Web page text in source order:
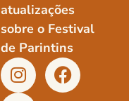
atualizações
sobre o Festival
de Parintins